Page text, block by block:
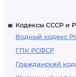
Кодексы СССР и
Водный кодекс
ГПК РСФСР
Гражданский